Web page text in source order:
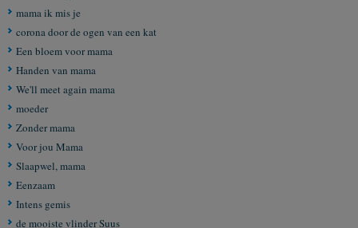
mama ik mis je
corona door de ogen van een kat
Een bloem voor mama
Handen van mama
We'll meet again mama
moeder
Zonder mama
Voor jou Mama
Slaapwel, mama
Eenzaam
Intens gemis
de mooiste vlinder Suus